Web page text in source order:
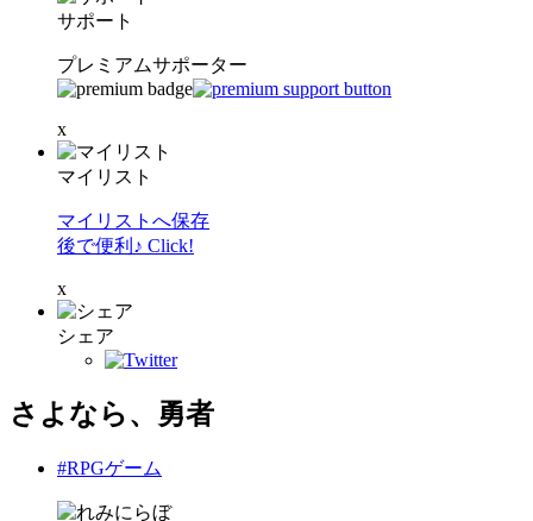
サポート
プレミアムサポーター
x
マイリスト
マイリストへ保存
後で便利♪ Click!
x
シェア
さよなら、勇者
#RPGゲーム